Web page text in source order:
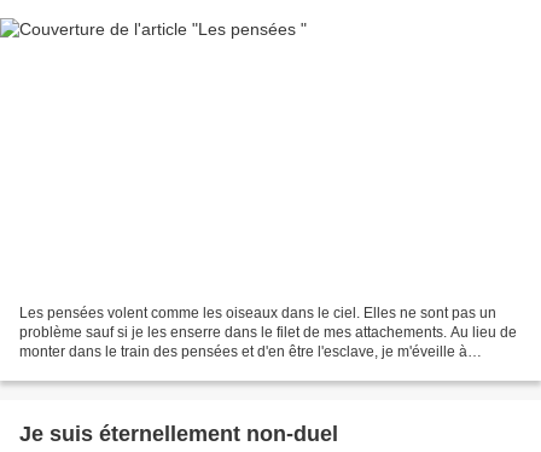
Les pensées volent comme les oiseaux dans le ciel. Elles ne sont pas un
problème sauf si je les enserre dans le filet de mes attachements. Au lieu de
monter dans le train des pensées et d'en être l'esclave, je m'éveille à
Je suis éternellement non-duel